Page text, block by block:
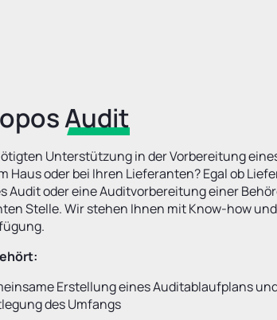
Audit
Unterstützung in der Vorbereitung
Haus oder bei Ihren Lieferanten? Egal ob
Audit oder eine Auditvorbereitung einer
Stelle. Wir stehen Ihnen mit Know-how
Erstellung eines Auditablaufplans
des Umfangs